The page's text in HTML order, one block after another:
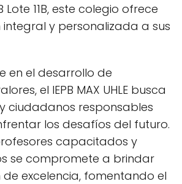
Lote 11B, este colegio ofrece
y personalizada a sus
en el desarrollo de
el IEPB MAX UHLE busca
ciudadanos responsables
los desafíos del futuro.
capacitados y
se compromete a brindar
excelencia, fomentando el